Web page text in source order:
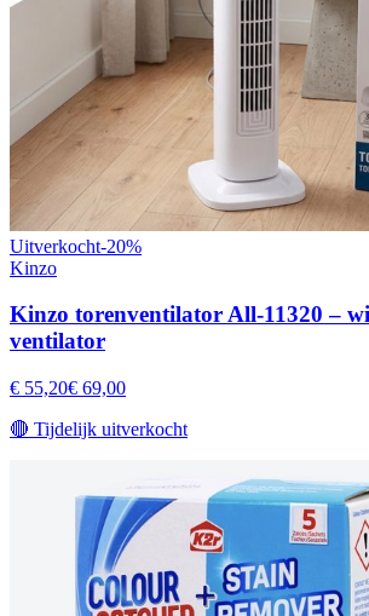
Uitverkocht-20%
Kinzo
Kinzo torenventilator All-11320 –
ventilator
€ 55,20€ 69,00
🔴 Tijdelijk uitverkocht